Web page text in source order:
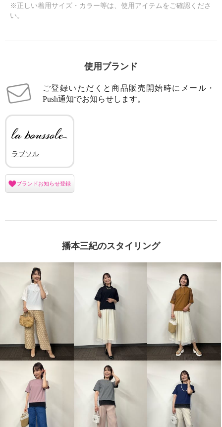
※正しい着用サイズ・カラー等は、使用アイテムをご確認くださ
い。
使用ブランド
ご登録いただくと商品販売開始時にメール・
Push通知でお知らせします。
ラブソル
ブランドお知らせ登録
播本三紀のスタイリング